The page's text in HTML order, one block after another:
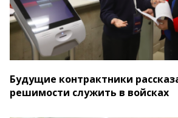
Будущие контрактники
решимости служить в войсках